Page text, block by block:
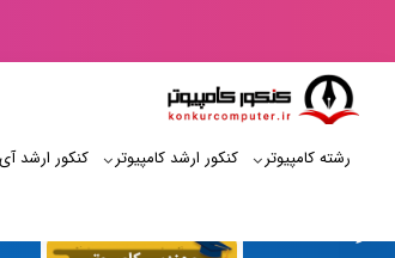
رشته کامپیوتر کنکور ارشد کامپیوتر کنکور ارشد